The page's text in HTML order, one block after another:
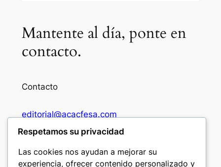
Mantente al día, ponte en
contacto.
Contacto
editorial@acacfesa.com
Respetamos su privacidad
Las cookies nos ayudan a mejorar su
experiencia, ofrecer contenido personalizado y